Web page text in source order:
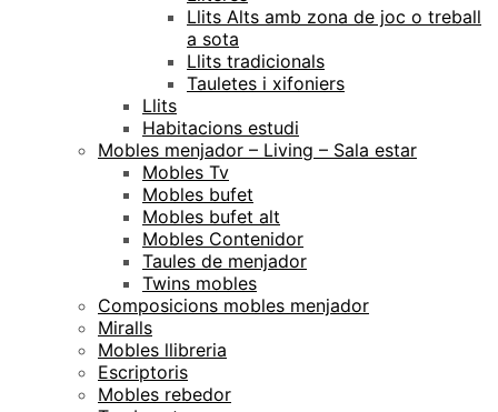
Llits Alts amb zona de joc o treball
a sota
Llits tradicionals
Tauletes i xifoniers
Llits
Habitacions estudi
Mobles menjador – Living – Sala estar
Mobles Tv
Mobles bufet
Mobles bufet alt
Mobles Contenidor
Taules de menjador
Twins mobles
Composicions mobles menjador
Miralls
Mobles llibreria
Escriptoris
Mobles rebedor